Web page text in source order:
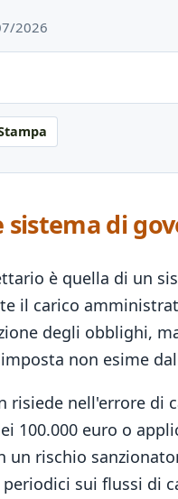
2026
di
è quella di un
il carico
degli obblighi,
non esime
nell'errore di
100.000 euro o
un rischio
sui flussi di